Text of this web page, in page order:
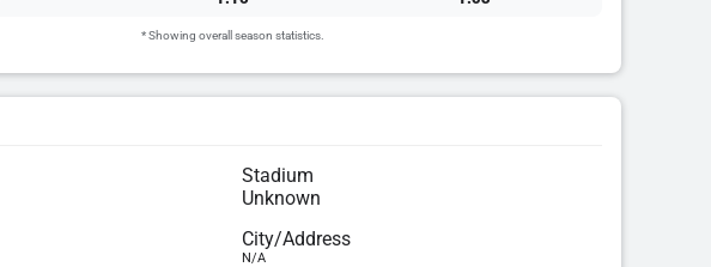
* Showing overall season statistics.
Stadium
Unknown
City/Address
N/A